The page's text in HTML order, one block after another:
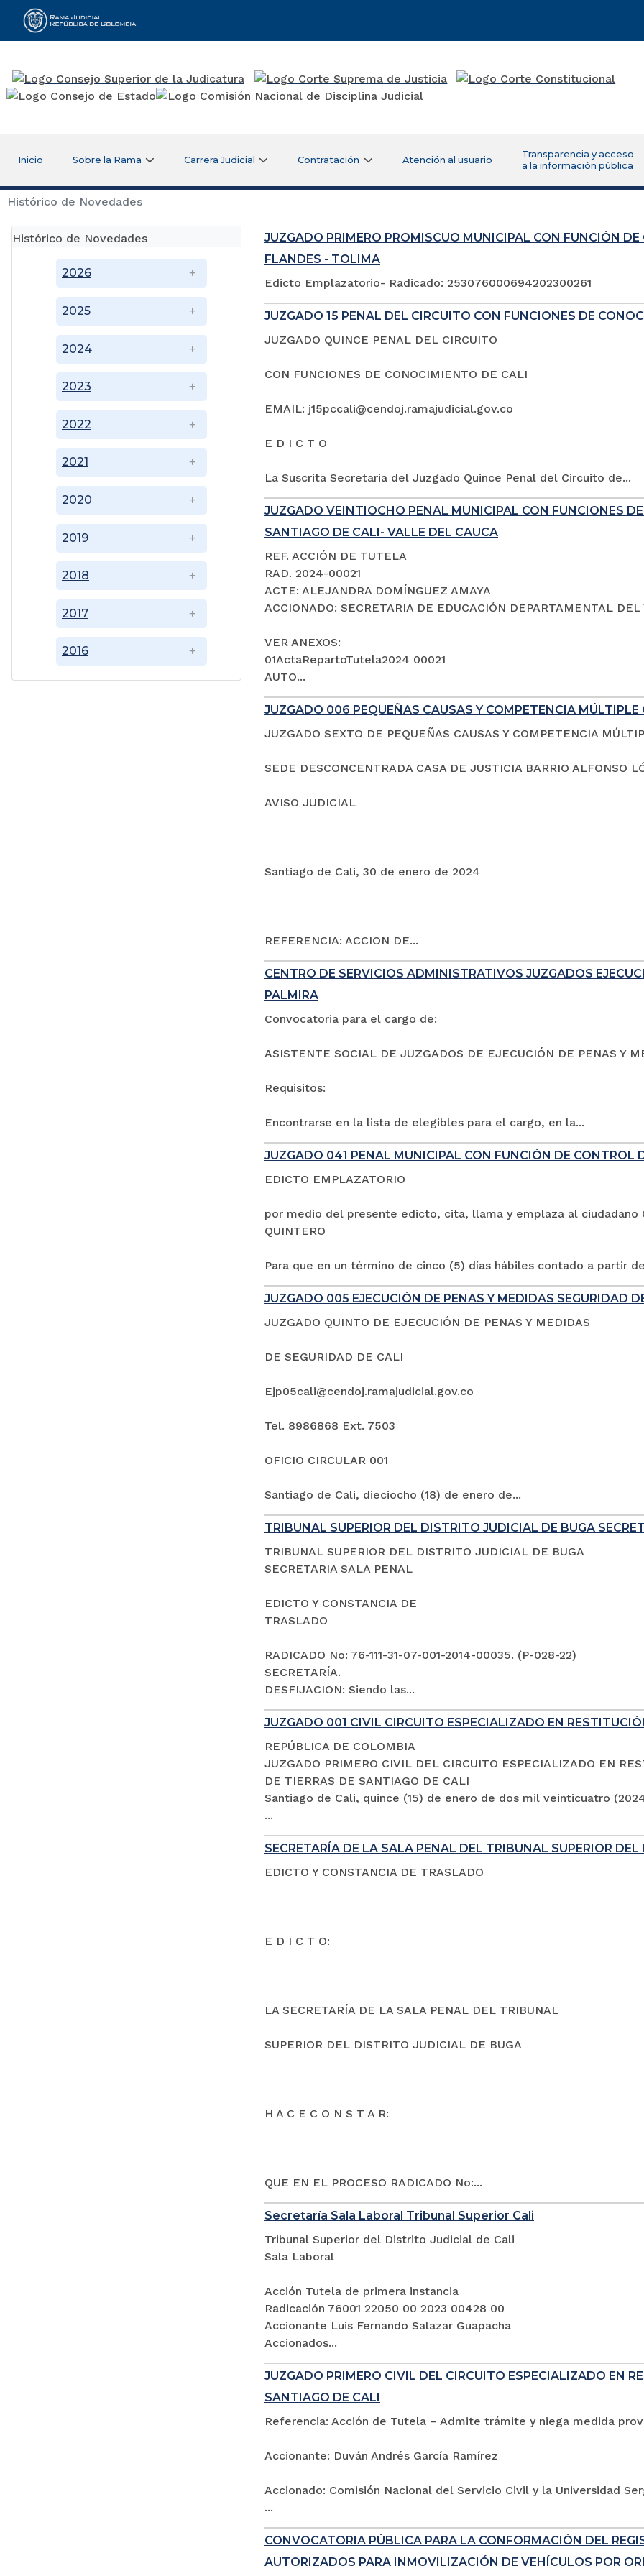
Rama Judicial
Inicio Sobre la Rama Carrera Judicial Contratación Atención al usuario
Transparencia y acceso
a la información pública
Histórico de Novedades
Histórico de Novedades
2016
2017
2018
2019
2020
2021
2022
2023
2024
2025
2026
JUZGADO PRIMERO PROMISCUO MUNICIPAL CON FUNCIÓN
FLANDES - TOLIMA
Edicto Emplazatorio- Radicado: 253076000694202300261
JUZGADO 15 PENAL DEL CIRCUITO CON FUNCIONES DE
JUZGADO QUINCE PENAL DEL CIRCUITO
CON FUNCIONES DE CONOCIMIENTO DE CALI
EMAIL: j15pccali@cendoj.ramajudicial.gov.co
E D I C T O
La Suscrita Secretaria del Juzgado Quince Penal del Circuito de...
JUZGADO VEINTIOCHO PENAL MUNICIPAL CON FUNCIONES
SANTIAGO DE CALI- VALLE DEL CAUCA
REF. ACCIÓN DE TUTELA
RAD. 2024-00021
ACTE: ALEJANDRA DOMÍNGUEZ AMAYA
ACCIONADO: SECRETARIA DE EDUCACIÓN DEPARTAMENTAL
VER ANEXOS:
01ActaRepartoTutela2024 00021
AUTO...
JUZGADO 006 PEQUEÑAS CAUSAS Y COMPETENCIA MÚLTIPLE
JUZGADO SEXTO DE PEQUEÑAS CAUSAS Y COMPETENCIA
SEDE DESCONCENTRADA CASA DE JUSTICIA BARRIO ALFONSO
AVISO JUDICIAL
Santiago de Cali, 30 de enero de 2024
REFERENCIA: ACCION DE...
CENTRO DE SERVICIOS ADMINISTRATIVOS JUZGADOS
PALMIRA
Convocatoria para el cargo de:
ASISTENTE SOCIAL DE JUZGADOS DE EJECUCIÓN DE PENAS Y
Requisitos:
Encontrarse en la lista de elegibles para el cargo, en la...
JUZGADO 041 PENAL MUNICIPAL CON FUNCIÓN DE CONTROL
EDICTO EMPLAZATORIO
por medio del presente edicto, cita, llama y emplaza al ciudadano
QUINTERO
Para que en un término de cinco (5) días hábiles contado a partir
JUZGADO 005 EJECUCIÓN DE PENAS Y MEDIDAS SEGURIDAD
JUZGADO QUINTO DE EJECUCIÓN DE PENAS Y MEDIDAS
DE SEGURIDAD DE CALI
Ejp05cali@cendoj.ramajudicial.gov.co
Tel. 8986868 Ext. 7503
OFICIO CIRCULAR 001
Santiago de Cali, dieciocho (18) de enero de...
TRIBUNAL SUPERIOR DEL DISTRITO JUDICIAL DE BUGA
TRIBUNAL SUPERIOR DEL DISTRITO JUDICIAL DE BUGA
SECRETARIA SALA PENAL
EDICTO Y CONSTANCIA DE
TRASLADO
RADICADO No: 76-111-31-07-001-2014-00035. (P-028-22)
SECRETARÍA.
DESFIJACION: Siendo las...
JUZGADO 001 CIVIL CIRCUITO ESPECIALIZADO EN
REPÚBLICA DE COLOMBIA
JUZGADO PRIMERO CIVIL DEL CIRCUITO ESPECIALIZADO EN
DE TIERRAS DE SANTIAGO DE CALI
Santiago de Cali, quince (15) de enero de dos mil veinticuatro
...
SECRETARÍA DE LA SALA PENAL DEL TRIBUNAL SUPERIOR
EDICTO Y CONSTANCIA DE TRASLADO
E D I C T O:
LA SECRETARÍA DE LA SALA PENAL DEL TRIBUNAL
SUPERIOR DEL DISTRITO JUDICIAL DE BUGA
H A C E C O N S T A R:
QUE EN EL PROCESO RADICADO No:...
Secretaría Sala Laboral Tribunal Superior Cali
Tribunal Superior del Distrito Judicial de Cali
Sala Laboral
Acción Tutela de primera instancia
Radicación 76001 22050 00 2023 00428 00
Accionante Luis Fernando Salazar Guapacha
Accionados...
JUZGADO PRIMERO CIVIL DEL CIRCUITO ESPECIALIZADO EN
SANTIAGO DE CALI
Referencia: Acción de Tutela – Admite trámite y niega medida
Accionante: Duván Andrés García Ramírez
Accionado: Comisión Nacional del Servicio Civil y la Universidad
...
CONVOCATORIA PÚBLICA PARA LA CONFORMACIÓN DEL
AUTORIZADOS PARA INMOVILIZACIÓN DE VEHÍCULOS POR